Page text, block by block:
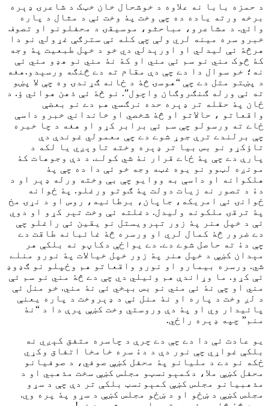
د حمزه بابا نه علاوه د خوشحال خان خټک د شاعرۍ ډېره
برخه ورته ياده ده چې وخت پۀ وخت ئې د مثال د پاره
وائي. د مشاعرو، مباحثو، موسيقۍ د محفلونو او تصوف
خبرو سره مينه لري ولې چې کله ئې سترګې غړولي نو دا
هرڅۀ ئې ليدلي او اورېدلي دي خو د خپل طبعيت پۀ وجه
کۀ څوک مني نو سم ئې مني او کۀ نۀ مني نو هډو مني ئې
نه؛ خو سوال دا دے چې دې مقام ته دے څنګه ورسېدو.هغه
د پښتو متل دے چې “هوسۍ څۀ د ځانه ګړندۍ وه چې لا پښو
ته ئې ورله ګنګروګان واچول”. نو څۀ ئې ذهن هوائي ؤ. د
ځان پۀ حقله تر ډېره حده نرګسي هم دے نو بعضې
واقعاتو ، حالاتو او څۀ شخصي او خانداني خبرو داسې
ځاے ته ورسولو چې سم ئې برابر کړو او هغه د چا خبره
چې برلندے ترې جوړ شوے دے چې معمولي غوندې دې
تاؤکړو نو بس بيا تر ډېره وخته تاوېږي يا لکه د
پارې دے چې پۀ ځاے قرار نۀ شي کولے. د دې وجوهات کۀ
مونږه لټوو نو يوه غټه وجه خو ئې دا ده چې پۀ
هلکوانه او داسې به ووايو چې بې وخته ورله ډېر او د
دۀ د تصور نه زيات دولت پۀ ګوتو ورغلو. پۀ ځوانه
ځوانۍ ئې امريکه، جاپان، برطانيه، روس او د نړۍ مخ
پۀ ترقۍ ملکونه وليدل. دغلته ئې وخت تېر کړو او دوي
ئې د خپل هنر پۀ زور تېرويستل نو يقين ئې راغلو چې
دے ضرور څۀ کمال لري او ورسره څۀ غائبانه طاقت دے
چې دۀ ته حاصل شوے دے. دے يواځې دکاڼو نه بلکې هر
مېدان کښې د خپل هنر پۀ زور خپل خيالات پۀ نورو منلے
شي. ورسره بيمارو او نورو واقعاتو هم وځپلو نو ګډوډ
ئې کړو. ما وړاندې هم وئيلي دي چې دے څۀ مني نو سم ئې
مني او چې نۀ ئې مني نو بس بېخي ئې نۀ مني. خو منل ئې
د لږ وخت د پاره او نۀ منل ئې د ډېروخت د پاره يعنې
پائيدار وي او پۀ دې وروستي وخت کښې پرې دا د “نۀ
منم” چپه ډېره راځي.
يو عادت ئې دا دے چې دے چرې د چاسره متفق کېږي نه
بلکې غواړي چې نور دې د دۀ سره خامخا اتفاق وکړي
ځکه نو دے د مليانو پۀ محفل کښې صوفي، د صوفيانو
محفل کښې ملا، دکمېونسټو مجلس کښې سخت مذهبي او د
مذهبيانو مجلس کښې کمېونسټ بلکې تر دې چې د سړو
مجلس کښې د ښځو او د ښځو مجلس کښې د سړو پۀ پره وي.